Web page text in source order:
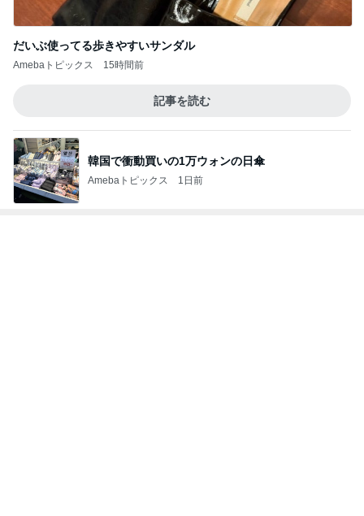
だいぶ使ってる歩きやすいサンダル
Amebaトピックス 15時間前
記事を読む
韓国で衝動買いの1万ウォンの日傘
Amebaトピックス 1日前